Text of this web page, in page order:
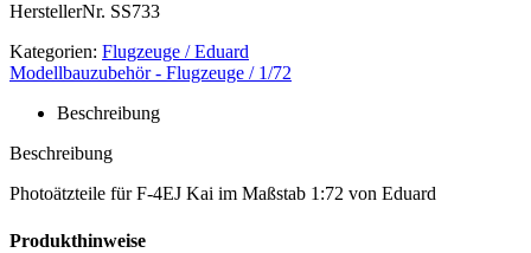
HerstellerNr. SS733
Kategorien: Flugzeuge / Eduard
Modellbauzubehör - Flugzeuge / 1/72
Beschreibung
Beschreibung
Photoätzteile für F-4EJ Kai im Maßstab 1:72 von Eduard
Produkthinweise